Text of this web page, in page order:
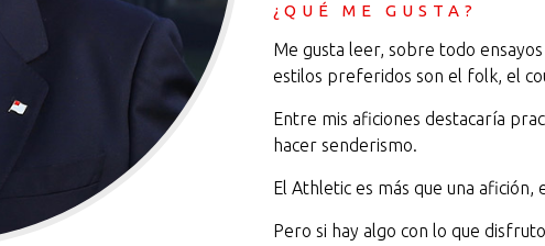
¿QUÉ ME GUSTA?
Me gusta leer, sobre todo
estilos preferidos son el folk, el
Entre mis aficiones destacaría
hacer senderismo.
El Athletic es más que una afición,
Pero si hay algo con lo que